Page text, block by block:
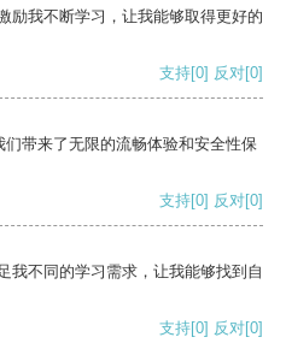
励我不断学习，让我能够取得更好的
支持[0] 反对[0]
带来了无限的流畅体验和安全性保
支持[0] 反对[0]
我不同的学习需求，让我能够找到自
支持[0] 反对[0]